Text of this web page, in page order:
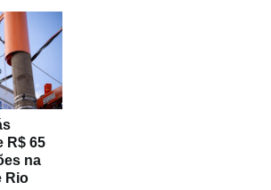
R$ 65
na
Rio